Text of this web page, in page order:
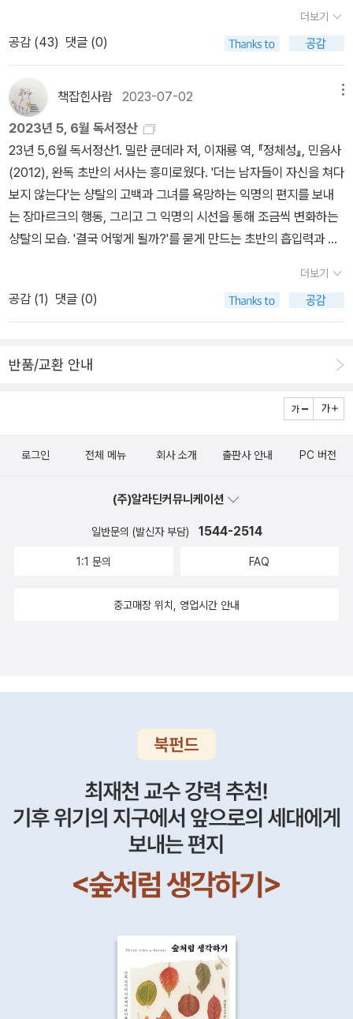
순간까지 그의 삶과 문학을 보여주고 있습니다. 짧지만 잘 읽혀지는
사 후에 곧바로 찾아간 곳도 바로 쿤데라도서관. 나중에 쿤데라박물
관이 생길 지 모르겠지만(그의 생가도 브르노에 있다) 당분간은 쿤데
해 전세계에서 나온 쿤데라 책 3000종 이상을 모아놓고 있었다.사생
활에 대해서 철저하게 비밀주의를 고수한 작가답게 쿤데라도서관에
는 쿤데라 개인과 관련한 자료는 매우 제한적이었다(<프라하의 카프
카>처럼 <브르노의 쿤데라> 같은 책자도 나오면 좋겠다). 다만 그의
책들만 있었다(그가 애정했던 라블레의 책 정도가 예외로 눈에 띄었
다). 그럼에도 1988년 <참을 수 없는 존재의 가벼움>(그땐 송동준
교수의 독어판 번역본)으로 처음 만난 작가의 고향, 그가 묻히게 될
도시에 와서 기념사진을 찍으니 감회가 없지 않았다(문학기행을 진행
고 일행 가이드의 안내를 받으며 브르노 구시가를 둘러보았다. 저녁
시간이었지만 야간투어의 느낌이었다. 날이 밝으면 크라쿠프로 떠나
기 전에 다시 걸어봐야겠다...
존재의 가벼움>은 전 세계 문학독자에게 ‘쿤데라’라는 이름을 각인시
킨 베스트셀러로 국내에서도 100만부 이상 판매돼 ‘쿤데라 붐’을 일
으키기도 했다. 이러한 인기를 반영하듯 2013년에는 전15권의 ‘밀란
쿤데라 전집’이 완간되었다. 체코어와 프랑스어로 쓰인 그의 작품 전
집이 프랑스 밖에서는 출간된 것은 처음이었다. 쿤데라의 타계를 계
기로 그의 삶과 문학을 되짚어보고 독자로서 그와 함께했던 시간도
같이 떠올려본다.한 작가의 작품세계를 이해하기 위해 그의 전기적
이력을 참고하는 것은 자연스러워 보이지만 그 작가가 쿤데라라면 사
정이 좀 달라진다. 한국어 전집판에 실린 작가소개가 상징적인데 그
에 따르면 쿤데라는 1929년 체코에서 출생하여 1975년 프랑스로
이주했다. 독자에게는 이 두 가지 사실만으로 충분하다고 쿤데라는
보는 듯싶다. 달리 말하면, 쿤데라는 문학작품을 작가로부터 분리시
키고자 하며, 작가에 대한 지식을 작품 이해에 불필요한 것으로 배제
있는 질문은 그의 문학관이 작품 속에서 어떻게 관철되고 있느냐는
8년 공산당의 무혈혁명과 1968년의 민주화운동(‘프라하의 봄’)이
다. 1948년의 혁명으로 체코슬로바키아는 사회주의국가로 재탄생하
추방당한 이력이 있다. 그의 첫 장편소설이자 초기 대표작 <농담>(1
대학에서 쫓겨나 수형부대에서 강제복무하게 되는 인물이 주인공으
로 등장하는데 청년 쿤데라의 모습과 겹쳐지는 부분이 있다. 이후 쿤
시들도 들어 있었는데, 1956년 재입당을 승인받은 건 그 덕분인지도
하지만 탱크를 앞세운 소련의 무력침공으로 좌절된 사건이다. 쿤데라
게 되자 결국 1975년 프랑스로 망명하게 된다. <참을 수 없는 존재
의 가벼움>은 바로 이 시기를 배경으로 한 소설이다. 망명과 함께 체
코슬로바키아의 국적을 상실하지만 쿤데라가 프랑스 국적을 취득한
것은 1981년 미테랑 정부 때의 일이다. 이미 망명 이전에 <농담>이
프랑스어로 번역돼 크게 환영받은 상황에서 프랑스행을 결정한 것이
었지만, 작가로서 그의 언어는 여전히 체코어였다. 그렇지만 프랑스
국적을 취득하고 프랑스에서의 체류가 길어지면서 그는 자신의 문학
어를 체코어에서 프랑스어로 바꾸는 모험을 시도한다. 에세이 <소설
로 쓴 마지막 장편소설 <불멸>(1988) 이후에는 소설 역시로 불어로
발표하게 된다. 국내에서는 <참을 수 없는 존재의 가벼움> 이후에 가
장 많은 주목을 받은 작품 <느림>(1995)이 그가 프랑스어로 발표한
첫 소설이었다. 이후에 쿤데라는 체코어와 함께 프랑스어 작품을 자
더보기
공감 (43) 댓글 (0)
책잡힌사람 2023-07-02
2023년 5, 6월 독서정산
23년 5,6월 독서정산1. 밀란 쿤데라 저, 이재룡 역, 『정체성』, 민음사
(2012), 완독 초반의 서사는 흥미로웠다. '더는 남자들이 자신을 쳐다
보지 않는다'는 샹탈의 고백과 그녀를 욕망하는 익명의 편지를 보내
는 장마르크의 행동, 그리고 그 익명의 시선을 통해 조금씩 변화하는
샹탈의 모습. '결국 어떻게 될까?'를 묻게 만드는 초반의 흡입력과 달
용이 꿈인지 인물들 사이에 실제로 있었던 일인지 모호해지는 지경에
이르렀고 그와 함께 흡입력도 사라졌던 것 같다. 솔직히 책을 좀 더 깊
이 읽어보지 않는 이상, 쿤데라와 이 꿈이라는 장치를 통해 어떤 실험
잘 알 수는 없을 듯하다.그럼에도 생각해볼 키워드는 많았다. '여성으
로서 나이를 먹는다는 일', '정체성이란 무엇이고 어떻게 구성되는 건
지', '정체성과 타인의 시선과의 관계' 등등.두 달을 돌아보며1. 책이란
어본 후 겨우 그 처음 몇 줄을 읽다 말고는 다시 접어 가슴에 꼭 껴안
까지 한걸음에 달려가던 그날 저녁으로 나는 되돌아가고 싶다.' 좋은
책을 발견해 부푼 마음을 안고 설레하며 달려가 책을 허겁지겁 먹어
니에의 책 '섬'에 바친 헌사에 나오는 구절이다.2. 이 구절을 떠올릴
년 전, 독서관에서 이런저런 책을 살펴본 후 대출해 설레는 마음으로
재미남 때문에 하고 싶은 말이 많아 헛소리를 많이 지껄였다. 개똥 철
은 더 깔끔한 글, 정돈된 글, 써야만 하는 글과 같은 키워드들에 사로
잡혀 아무것도 제대로 하지 못하는 상태가 됐다. '이건 내가 원하는 내
모습이 아니다. 세상의 흐름을 따르려고, 타인의 욕망을 욕망 하려고
하지 말자.'라는 생각이 계속 머릿속을 맴돌았고 하반기엔 다르게 접
근해보기로 했다.5. 그때 그 설렘을 안고 책을 보던 때로 돌아가보기
로 했다. 그때 나를 사로잡았던 인물들, 책들을 다시 보기로 했다. 그
없는 존재의 가벼움'. 짧은 기간이었지만 행복했던 철학 공부도 이 소
설의 앞 부분에 나오는 니체의 영원회귀로부터 시작됐다. 여러모로
나를 만들었다고 볼 수 있는 작가와 책이었다. 그래서 정했다. 올 하반
기에는 쿤데라 읽기에 집중해보자고.쿤데라 책 정리 아직 소장하고
더보기
공감 (1) 댓글 (0)
반품/교환 안내
로그인 전체 메뉴 회사 소개 출판사 안내 PC 버전
(주)알라딘커뮤니케이션
일반문의 (발신자 부담) 1544-2514
1:1 문의 FAQ
중고매장 위치, 영업시간 안내